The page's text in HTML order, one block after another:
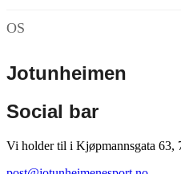
OS
Jotunheimen
Social bar
Vi holder til i Kjøpmannsgata 63,